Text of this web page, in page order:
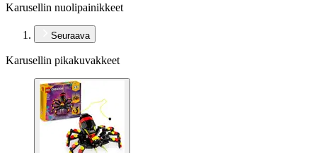
Karusellin nuolipainikkeet
Seuraava
Karusellin pikakuvakkeet